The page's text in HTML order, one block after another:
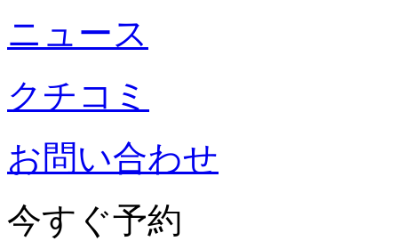
ニュース
クチコミ
お問い合わせ
今すぐ予約